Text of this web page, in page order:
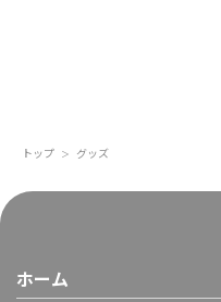
トップ ＞ グッズ
ホーム